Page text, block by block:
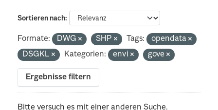
Sortieren nach
Formate: DWG SHP Tags:
opendata
DSGKL
Kategorien: envi gove
Ergebnisse filtern
Bitte versuch es mit einer anderen Suche.